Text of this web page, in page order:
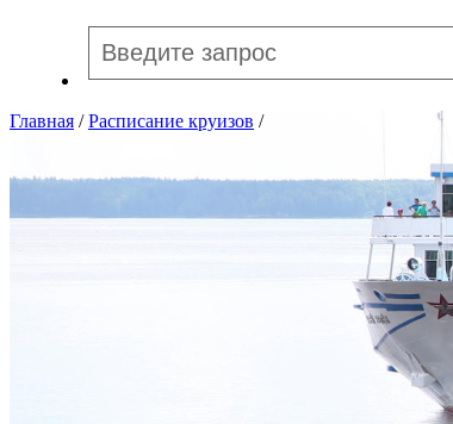
Главная /Расписание круизов /